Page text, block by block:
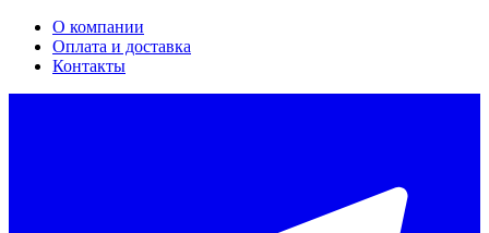
О компании
Оплата и доставка
Контакты